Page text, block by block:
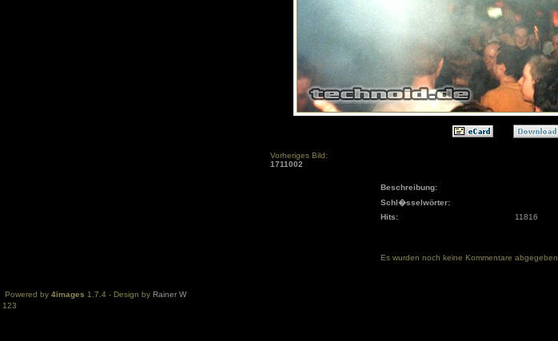
Vorheriges Bild:
1711002
Beschreibung:
Schl�sselwörter:
Hits:
11816
Es wurden noch keine Kommentare abgegeben.
Powered by 4images 1.7.4 - Design by Rainer W
123